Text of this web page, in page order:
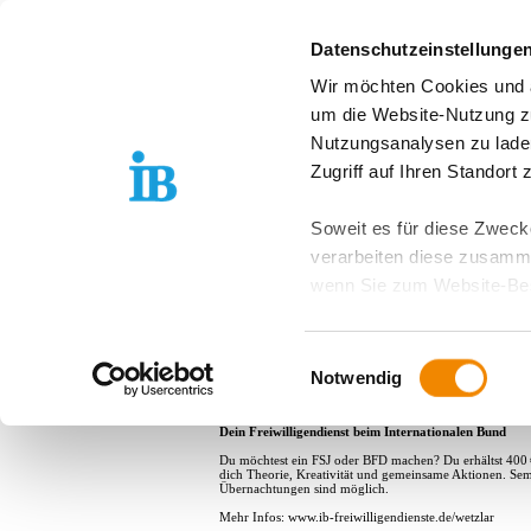
Wir möchten Cookies
um die Website-Nutzung
Nutzungsanalysen zu
Zugriff auf Ihren Standort
Soweit es für diese
verarbeiten diese
wenn Sie zum Website-
ausgeschlossen
zusätzlichen Risiken für
Weitere Details finden
Sie möchten, dass alle
Kategorien auswählen.
Zwecke entscheiden und
Einwilligungsauswahl
Notwendig
Freiwilligendienst
Fritz-Phillippi-
Meine Aufgaben:
organisatorische Aufgaben und die Betreuung von
Ein spannender Blick hinter die Kulissen des
Dein Freiwilligendienst beim Internationalen Bund
Du möchtest ein FSJ oder BFD machen? Du erhältst 400
dich Theorie, Kreativität und gemeinsame Aktionen.
Übernachtungen sind möglich.
Mehr Infos: www.ib-freiwilligendienste.de/wetzlar